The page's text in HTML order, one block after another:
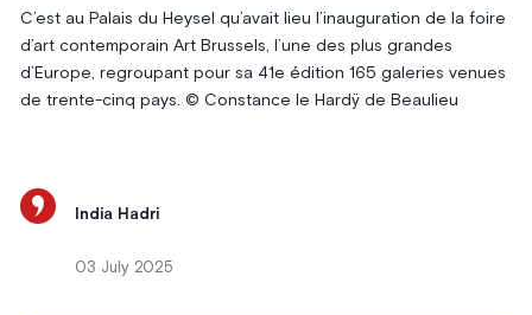
C’est au Palais du Heysel qu’avait lieu l’inauguration de la foire
d’art contemporain Art Brussels, l’une des plus grandes
d’Europe, regroupant pour sa 41e édition 165 galeries venues
de trente-cinq pays. © Constance le Hardÿ de Beaulieu
India Hadri
03 July 2025